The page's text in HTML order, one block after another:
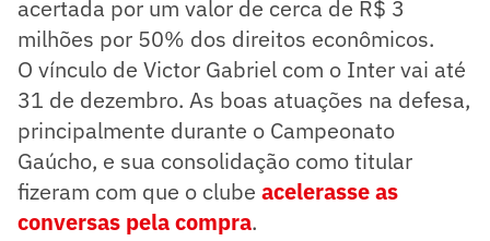
acertada por um valor de cerca de R$ 3
milhões por 50% dos direitos econômicos.
O vínculo de Victor Gabriel com o Inter vai até
31 de dezembro. As boas atuações na defesa,
principalmente durante o Campeonato
Gaúcho, e sua consolidação como titular
fizeram com que o clube acelerasse as
conversas pela compra.